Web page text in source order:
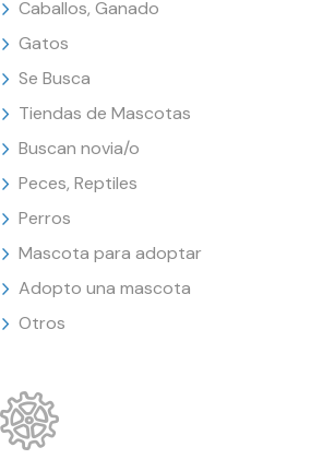
Caballos, Ganado
Gatos
Se Busca
Tiendas de Mascotas
Buscan novia/o
Peces, Reptiles
Perros
Mascota para adoptar
Adopto una mascota
Otros